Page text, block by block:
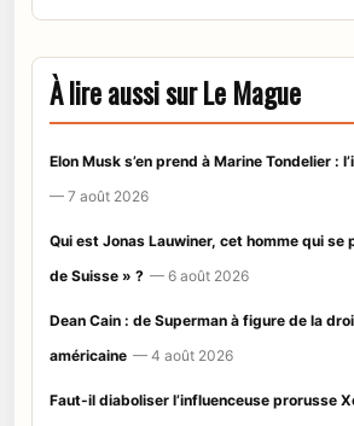
À lire aussi sur Le Mague
Elon Musk s’en prend à Marine Tondelier :
— 7 août 2026
Qui est Jonas Lauwiner, cet homme qui se
de Suisse » ? — 6 août 2026
Dean Cain : de Superman à figure de la
américaine — 4 août 2026
Faut-il diaboliser l’influenceuse prorusse